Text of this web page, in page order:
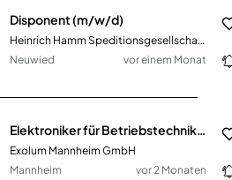
Disponent (m/w/d)
Heinrich Hamm Speditionsgesellschaft mbH & Co KG
Neuwied
vor einem Monat
Elektroniker für Betriebstechnik / Elektroniker als Teamleiter (w/m/d) - Instandhaltung
Exolum Mannheim GmbH
Mannheim
vor 2 Monaten